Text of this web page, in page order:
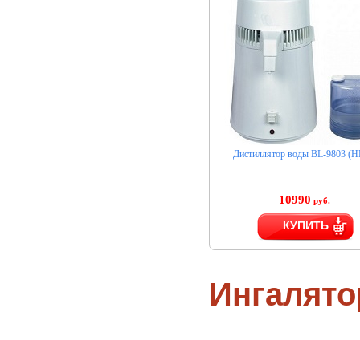
Дистиллятор воды BL-9803
10990 руб.
КУПИТЬ